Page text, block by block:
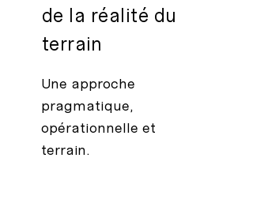
de la réalité du
terrain
Une approche
pragmatique,
opérationnelle et
terrain.